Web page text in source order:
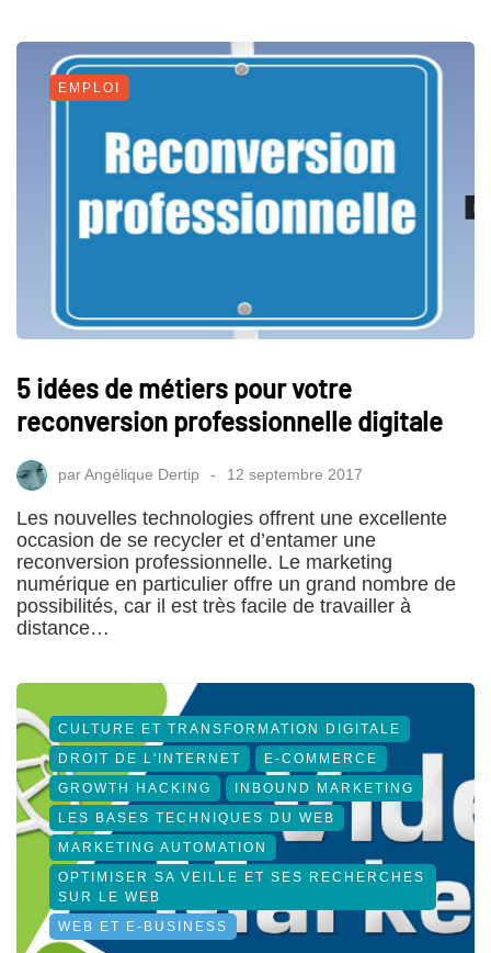
EMPLOI
5 idées de métiers pour votre
reconversion professionnelle digitale
parAngélique Dertip 12 septembre 2017
Les nouvelles technologies offrent une excellente
occasion de se recycler et d’entamer une
reconversion professionnelle. Le marketing
numérique en particulier offre un grand nombre de
possibilités, car il est très facile de travailler à
distance…
CULTURE ET TRANSFORMATION DIGITALE
DROIT DE L'INTERNET
E-COMMERCE
GROWTH HACKING
INBOUND MARKETING
LES BASES TECHNIQUES DU WEB
MARKETING AUTOMATION
OPTIMISER SA VEILLE ET SES RECHERCHES
SUR LE WEB
WEB ET E-BUSINESS